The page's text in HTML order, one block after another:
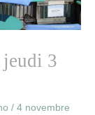
jeudi 3
/ 4 novembre